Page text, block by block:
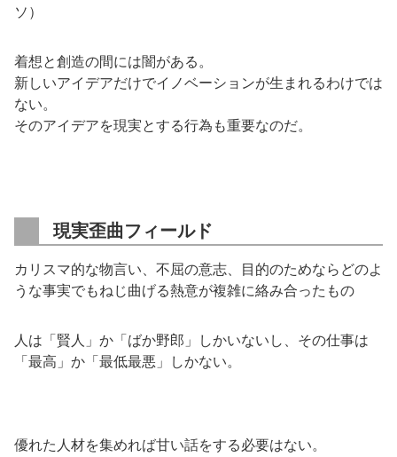
ソ）
着想と創造の間には闇がある。
新しいアイデアだけでイノベーションが生まれるわけでは
ない。
そのアイデアを現実とする行為も重要なのだ。
現実歪曲フィールド
カリスマ的な物言い、不屈の意志、目的のためならどのよ
うな事実でもねじ曲げる熱意が複雑に絡み合ったもの
人は「賢人」か「ばか野郎」しかいないし、その仕事は
「最高」か「最低最悪」しかない。
優れた人材を集めれば甘い話をする必要はない。